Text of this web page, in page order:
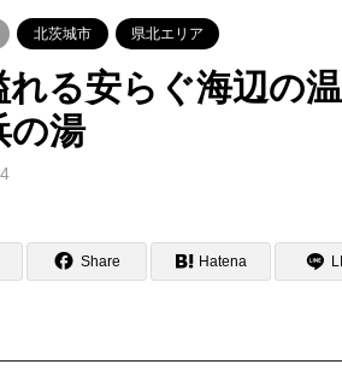
北茨城市 県北エリア
れる安らぐ海辺の
の湯
Share Hatena